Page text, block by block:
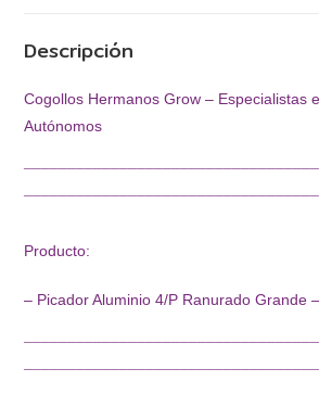
Descripción
Cogollos Hermanos Grow – Especialistas
Autónomos
Producto:
– Picador Aluminio 4/P Ranurado Grande –